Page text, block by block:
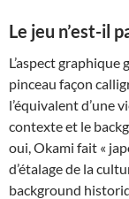
Le jeu n’est-il
L’aspect
pinceau façon
l’équivalent d’une
contexte et le
oui, Okami fait «
d’étalage de la
background